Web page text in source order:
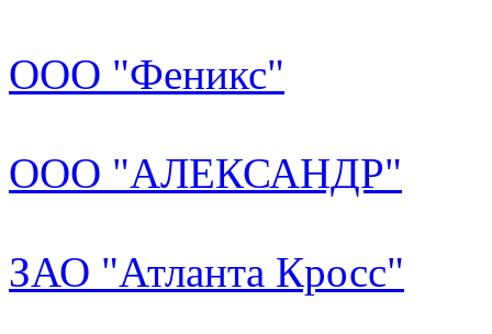
ООО "Феникс"
ООО "АЛЕКСАНДР"
ЗАО "Атланта Кросс"